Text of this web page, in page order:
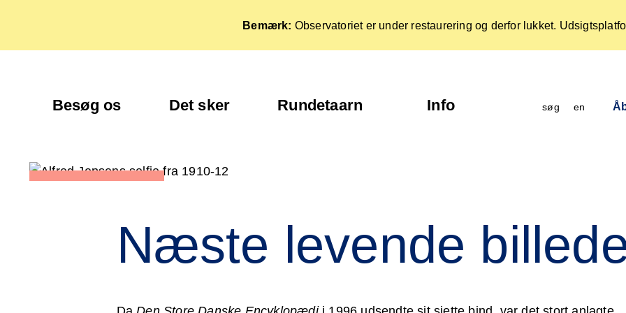
Bemærk: Observatoriet er under restaurering og derfor lukket.
Besøg os Det sker Rundetaarn Info søg en
Næste levende